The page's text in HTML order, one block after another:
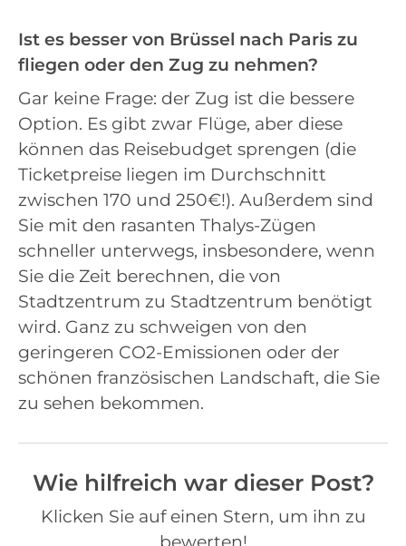
Ist es besser von Brüssel nach Paris zu
fliegen oder den Zug zu nehmen?
Gar keine Frage: der Zug ist die bessere
Option. Es gibt zwar Flüge, aber diese
können das Reisebudget sprengen (die
Ticketpreise liegen im Durchschnitt
zwischen 170 und 250€!). Außerdem sind
Sie mit den rasanten Thalys-Zügen
schneller unterwegs, insbesondere, wenn
Sie die Zeit berechnen, die von
Stadtzentrum zu Stadtzentrum benötigt
wird. Ganz zu schweigen von den
geringeren CO2-Emissionen oder der
schönen französischen Landschaft, die Sie
zu sehen bekommen.
Wie hilfreich war dieser Post?
Klicken Sie auf einen Stern, um ihn zu
bewerten!